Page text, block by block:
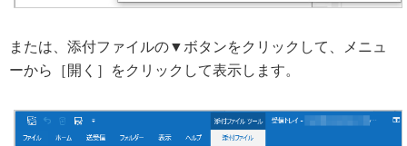
または、添付ファイルの▼ボタンをクリックして、メニュ
ーから［開く］をクリックして表示します。